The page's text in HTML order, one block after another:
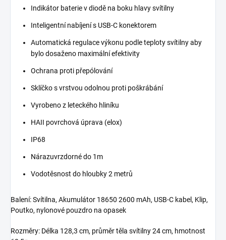
Indikátor baterie v diodě na boku hlavy svítilny
Inteligentní nabíjení s USB-C konektorem
Automatická regulace výkonu podle teploty svítilny aby
bylo dosaženo maximální efektivity
Ochrana proti přepólování
Sklíčko s vrstvou odolnou proti poškrábání
Vyrobeno z leteckého hliníku
HAII povrchová úprava (elox)
IP68
Nárazuvrzdorné do 1m
Vodotěsnost do hloubky 2 metrů
Balení: Svítilna, Akumulátor 18650 2600 mAh, USB-C kabel, Klip,
Poutko, nylonové pouzdro na opasek
Rozměry: Délka 128,3 cm, průměr těla svítilny 24 cm, hmotnost